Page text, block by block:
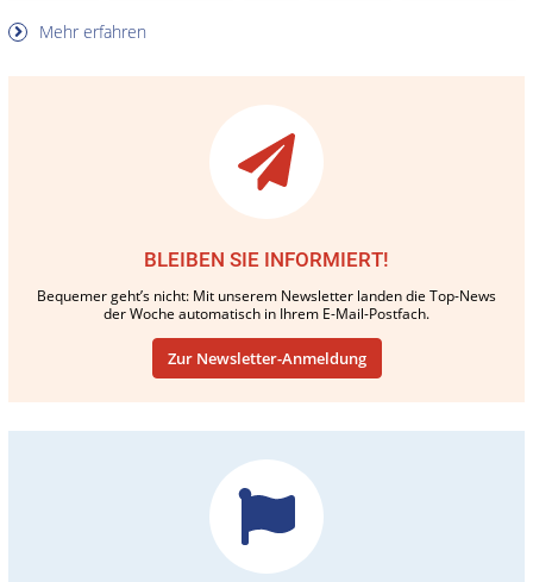
Mehr erfahren
BLEIBEN SIE INFORMIERT!
Bequemer geht’s nicht: Mit unserem Newsletter landen die Top-News
der Woche automatisch in Ihrem E-Mail-Postfach.
Zur Newsletter-Anmeldung